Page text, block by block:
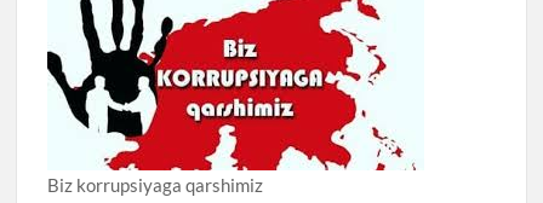
Biz korrupsiyaga qarshimiz